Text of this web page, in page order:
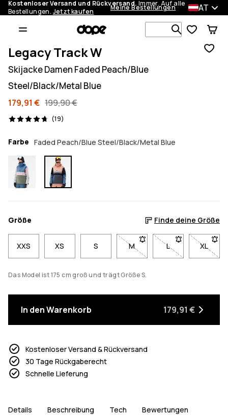
Kostenloser Versand und Rückversand. Immer. Auf alle
Bestellungen. Jetzt kaufen Meine Bestellungen AT
Legacy Track W
Skijacke Damen Faded Peach/Blue
Steel/Black/Metal Blue
179,91 € 199,90 €
(19)
19 Reviews, 4.7/5
Farbe Faded Peach/Blue Steel/Black/Metal Blue
Größe Finde deine Größe
XXS XS S M- Größe M nicht verfügbar.
L- Größe L nicht
XL
-
Das Model ist 175 cm groß und trägt Größe S.
In den Warenkorb 179,91 €
Kostenloser Versand & Rückversand
30 Tage Rückgaberecht
Schnelle Lieferung
Details Beschreibung Tech Bewertungen